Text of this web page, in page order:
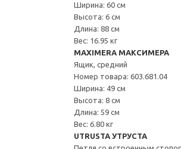
Ширина: 60 см
Высота: 6 см
Длина: 88 см
Вес: 16.95 кг
MAXIMERA МАКСИМЕРА
Ящик, средний
Номер товара: 603.681.04
Ширина: 49 см
Высота: 8 см
Длина: 59 см
Вес: 6.80 кг
UTRUSTA УТРУСТА